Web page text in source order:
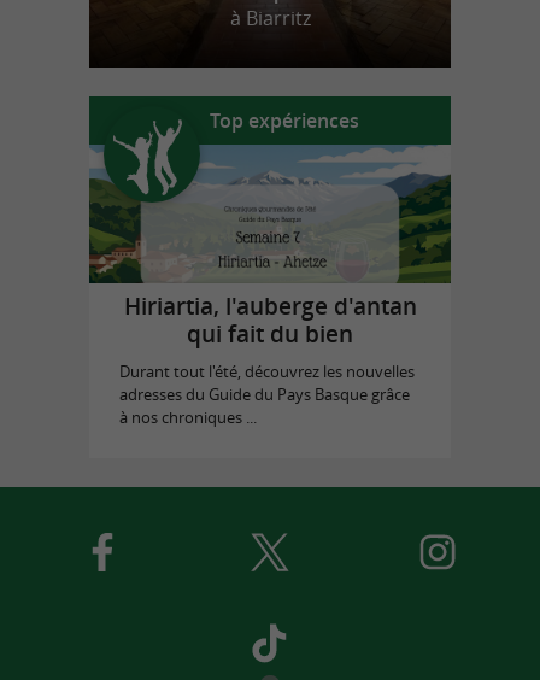
à Biarritz
Top expériences
Hiriartia, l'auberge d'antan
qui fait du bien
Durant tout l'été, découvrez les nouvelles
adresses du Guide du Pays Basque grâce
à nos chroniques ...